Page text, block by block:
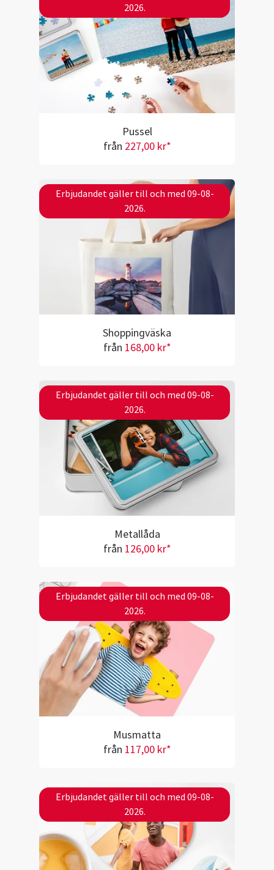
2026.
Pussel
från 227,00 kr*
Erbjudandet gäller till och med 09-08-
2026.
Shoppingväska
från 168,00 kr*
Erbjudandet gäller till och med 09-08-
2026.
Metallåda
från 126,00 kr*
Erbjudandet gäller till och med 09-08-
2026.
Musmatta
från 117,00 kr*
Erbjudandet gäller till och med 09-08-
2026.